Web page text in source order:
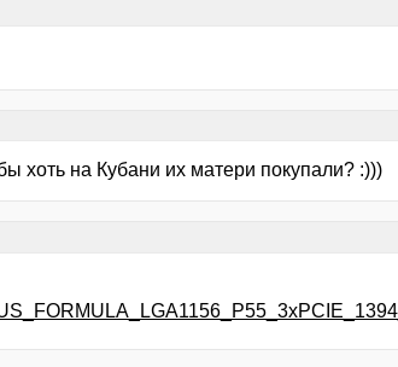
хоть на Кубани их матери покупали? :)))